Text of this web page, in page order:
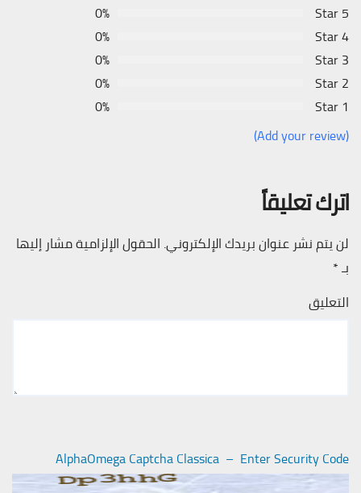
5 Star
0%
4 Star
0%
3 Star
0%
2 Star
0%
1 Star
0%
(Add your review)
اترك تعليقاً
لن يتم نشر عنوان بريدك الإلكتروني. الحقول الإلزامية مشار إليها
بـ*
التعليق
AlphaOmega Captcha Classica – Enter Security Code